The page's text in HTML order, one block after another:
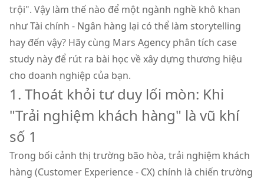
trội". Vậy làm thế nào để một ngành nghề khô khan
như Tài chính - Ngân hàng lại có thể làm storytelling
hay đến vậy? Hãy cùng Mars Agency phân tích case
study này để rút ra bài học về xây dựng thương hiệu
cho doanh nghiệp của bạn.
1. Thoát khỏi tư duy lối mòn: Khi
"Trải nghiệm khách hàng" là vũ khí
số 1
Trong bối cảnh thị trường bão hòa, trải nghiệm khách
hàng (Customer Experience - CX) chính là chiến trường